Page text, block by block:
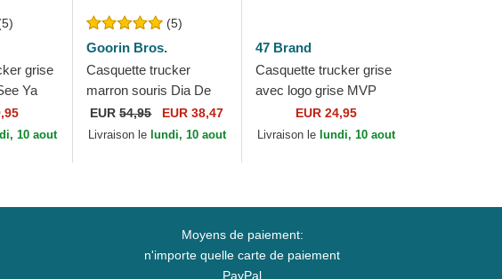
grise
Ya
10 aout
(5)
Goorin Bros.
Casquette trucker
marron souris Dia De
Speedy Dia De Los
Muertos The Farm
EUR54,95 EUR 38,47
Livraison le lundi, 10 aout
47 Brand
Casquette trucker grise
avec logo grise MVP
Branson New York
Yankees MLB 47 Brand
EUR 24,95
Livraison le lundi, 10 aout
Moyens de paiement:
n'importe quelle carte de paiement
PayPal